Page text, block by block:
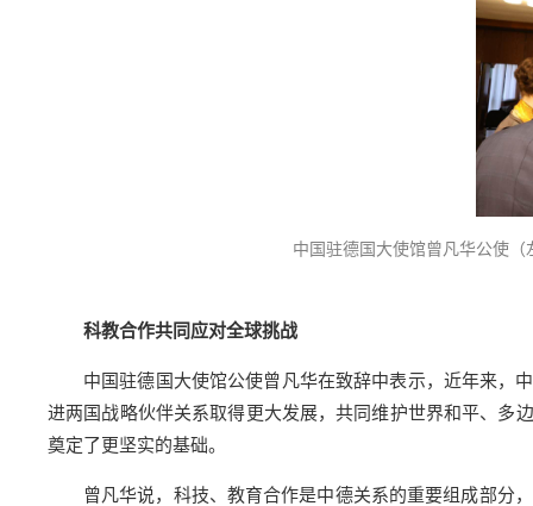
中国驻德国大使馆曾凡华公使
科教合作共同应对全球挑战
中国驻德国大使馆公使曾凡华在致辞中表示，近年来，
进两国战略伙伴关系取得更大发展，共同维护世界和平、多
奠定了更坚实的基础。
曾凡华说，科技、教育合作是中德关系的重要组成部分